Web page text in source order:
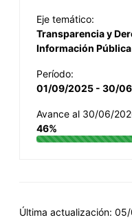
Eje temático:
Transparencia y
Información Pública
Período:
01/09/2025 - 30/
Avance al 30/06/
46%
Última actualización: 05/